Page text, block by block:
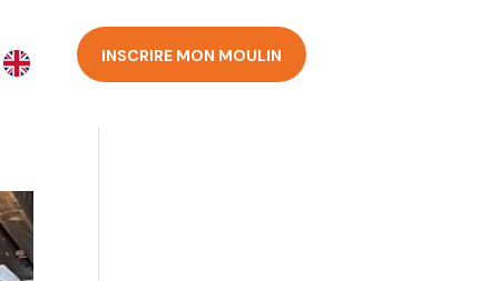
INSCRIRE MON MOULIN